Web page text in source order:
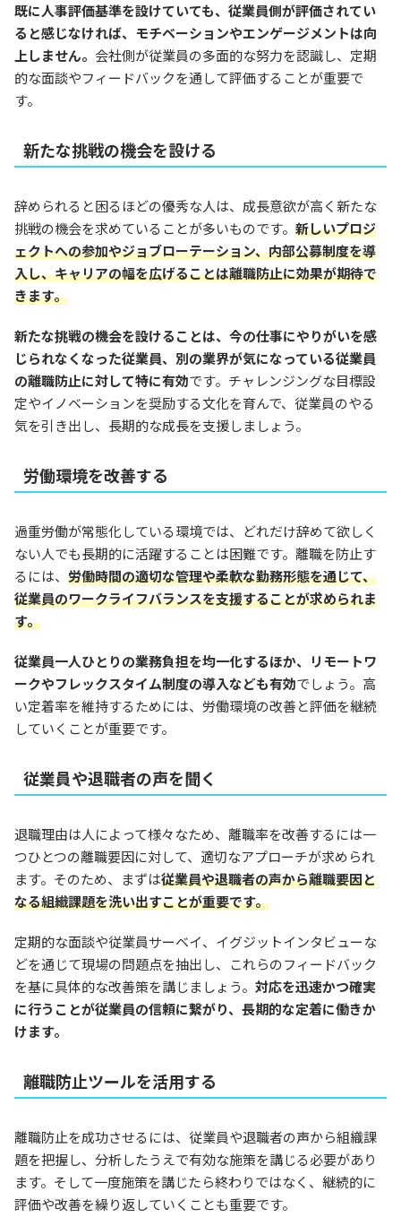
既に人事評価基準を設けていても、従業員側が評価されてい
ると感じなければ、モチベーションやエンゲージメントは向
上しません。 会社側が従業員の多面的な努力を認識し、定期
的な面談やフィードバックを通して評価することが重要で
す。
新たな挑戦の機会を設ける
辞められると困るほどの優秀な人は、成長意欲が高く新たな
挑戦の機会を求めていることが多いものです。 新しいプロジ
ェクトへの参加やジョブローテーション、内部公募制度を導
入し、キャリアの幅を広げることは離職防止に効果が期待で
きます。
新たな挑戦の機会を設けることは、今の仕事にやりがいを感
じられなくなった従業員、別の業界が気になっている従業員
の離職防止に対して特に有効です。チャレンジングな目標設
定やイノベーションを奨励する文化を育んで、従業員のやる
気を引き出し、長期的な成長を支援しましょう。
労働環境を改善する
過重労働が常態化している環境では、どれだけ辞めて欲しく
ない人でも長期的に活躍することは困難です。離職を防止す
るには、 労働時間の適切な管理や柔軟な勤務形態を通じて、
従業員のワークライフバランスを支援することが求められま
す。
従業員一人ひとりの業務負担を均一化するほか、リモートワ
ークやフレックスタイム制度の導入なども有効でしょう。高
い定着率を維持するためには、労働環境の改善と評価を継続
していくことが重要です。
従業員や退職者の声を聞く
退職理由は人によって様々なため、離職率を改善するには一
つひとつの離職要因に対して、適切なアプローチが求められ
ます。そのため、まずは従業員や退職者の声から離職要因と
なる組織課題を洗い出すことが重要です。
定期的な面談や従業員サーベイ、イグジットインタビューな
どを通じて現場の問題点を抽出し、これらのフィードバック
を基に具体的な改善策を講じましょう。 対応を迅速かつ確実
に行うことが従業員の信頼に繋がり、長期的な定着に働きか
けます。
離職防止ツールを活用する
離職防止を成功させるには、従業員や退職者の声から組織課
題を把握し、分析したうえで有効な施策を講じる必要があり
ます。そして一度施策を講じたら終わりではなく、継続的に
評価や改善を繰り返していくことも重要です。